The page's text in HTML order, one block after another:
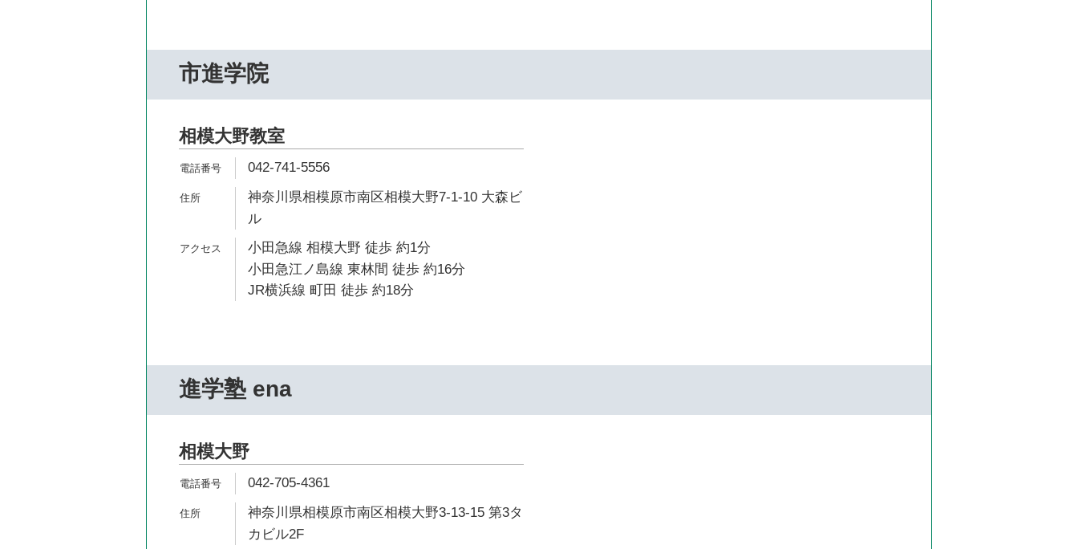
市進学院
相模大野教室
042-741-5556
神奈川県相模原市南区相模大野7-1-10 大森ビ
ル
小田急線 相模大野 徒歩 約1分
小田急江ノ島線 東林間 徒歩 約16分
JR横浜線 町田 徒歩 約18分
進学塾 ena
相模大野
042-705-4361
神奈川県相模原市南区相模大野3-13-15 第3タ
カビル2F